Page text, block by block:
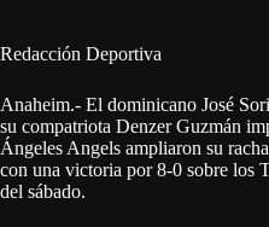
Redacción Deportiva
Anaheim.- El dominicano José
su compatriota Denzer Guzmán
Ángeles Angels ampliaron su
con una victoria por 8-0 sobre los
del sábado.